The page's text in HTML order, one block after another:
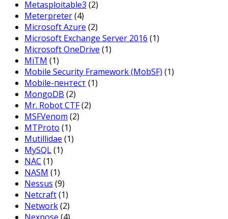
Metasploitable3 (2)
Meterpreter(4)
Microsoft Azure (2)
Microsoft Exchange Server 2016 (1)
Microsoft OneDrive (1)
MiTM (1)
Mobile Security Framework (MobSF) (1)
Mobile-пентест (1)
MongoDB (2)
Mr. Robot CTF(2)
MSFVenom (2)
MTProto (1)
Mutillidae (1)
MySQL(1)
NAC (1)
NASM (1)
Nessus (9)
Netcraft(1)
Network(2)